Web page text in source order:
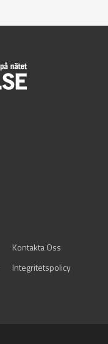
Kontakta Oss
Integritetspolicy